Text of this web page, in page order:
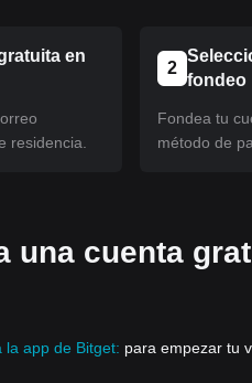
en
residencia.
2
fondeo
Fondea tu
método de
una cuenta
la app de Bitget: para empezar tu